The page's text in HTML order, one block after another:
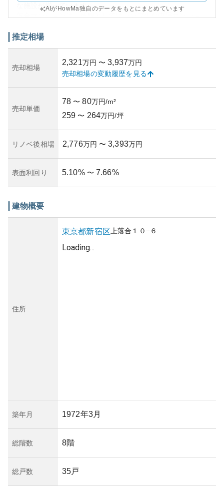
な施設が揃っています。
でも落ち着いた印象を与えています。築年数に関する情報
とが特長的です。
このマンションは、都心の利便性を享受しながらも比較的
安価に物件を取得できる可能性があるため、資産性の点で
持につながりやすく、将来の売却を考慮に入れても効果的
大規模修繕計画やマンション管理組合の運営状況などを事
AIがHowMa独自のデータをもとにまとめています
推定相場
売却相場
2,321万円 〜 3,937万円
売却相場の変動履歴を見る
売却単価
78 〜 80万円/m²
259 〜 264万円/坪
リノベ後相場 2,776万円 〜 3,393万円
表面利回り 5.10% 〜 7.66%
建物概要
住所
東京都新宿区 上落合 １０−６
Loading...
築年月 1972年3月
総階数 8階
総戸数 35戸